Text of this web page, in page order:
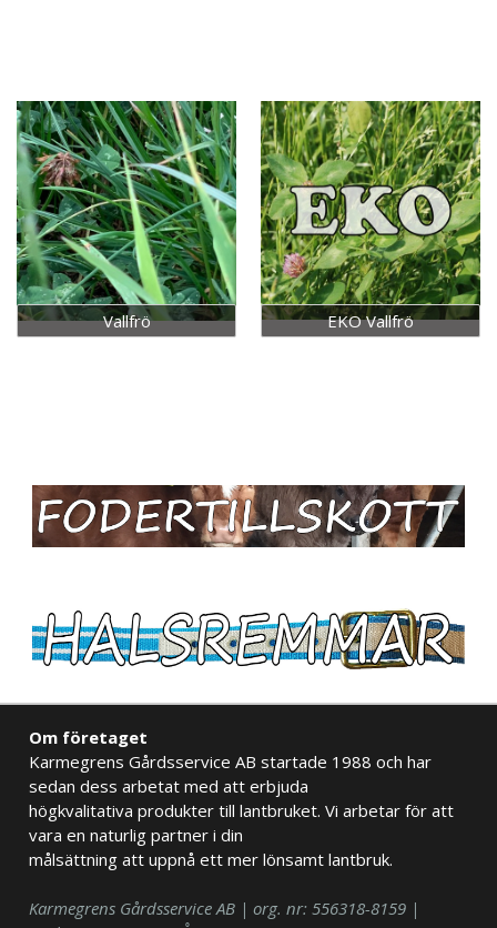
Vallfrö EKO Vallfrö
Om företaget
Karmegrens Gårdsservice AB startade 1988 och har
sedan dess arbetat med att erbjuda
högkvalitativa produkter till lantbruket. Vi arbetar för att
vara en naturlig partner i din
målsättning att uppnå ett mer lönsamt lantbruk.
Karmegrens Gårdsservice AB | org. nr: 556318-8159 |